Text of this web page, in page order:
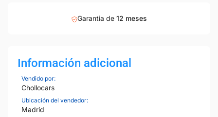
Garantia de 12 meses
Información adicional
Vendido por:
Chollocars
Ubicación del vendedor:
Madrid